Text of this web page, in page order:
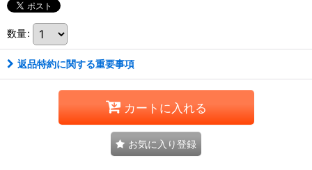
数量:
返品特約に関する重要事項
カートに入れる
お気に入り登録